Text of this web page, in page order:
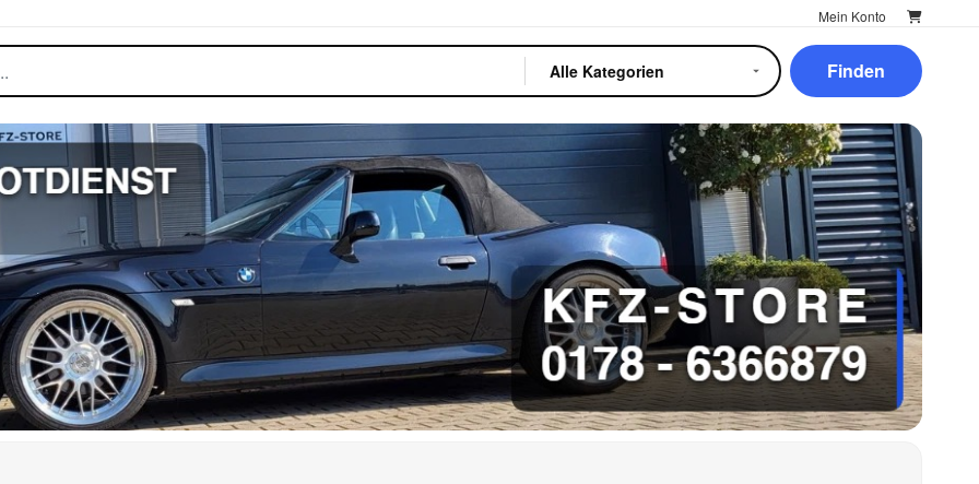
Mein Konto
Finden